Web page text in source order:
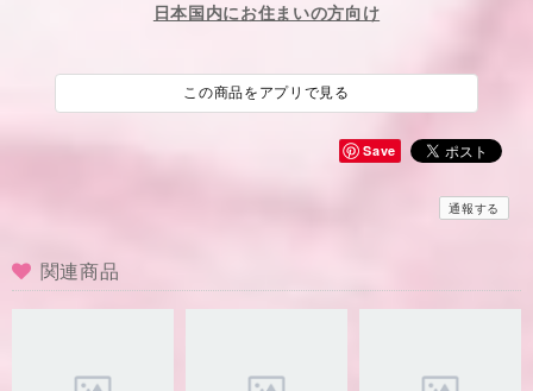
日本国内にお住まいの方向け
この商品をアプリで見る
Save
通報する
関連商品